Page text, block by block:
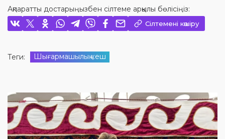
Ақпаратты достарыңызбен сілтеме арқылы бөлісіңіз:
Сілтемені көшіру
Теги: Шығармашылық кеш